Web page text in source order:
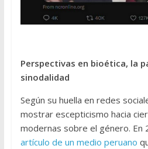
Perspectivas en bioética, la
sinodalidad
Según su huella en redes
mostrar escepticismo hacia
modernas sobre el género. En
artículo de un medio peruano